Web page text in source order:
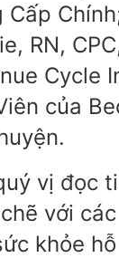
Cấp
RN,
Cycle
của
vị đọc
với
khỏe